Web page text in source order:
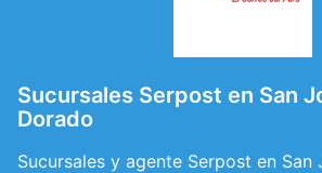
Sucursales Serpost en San
Dorado
Sucursales y agente Serpost en San